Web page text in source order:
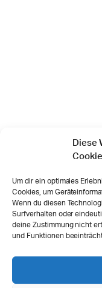
Diese
Um dir ein optimales
Cookies, um
Wenn du diesen
Surfverhalten oder
deine Zustimmung nicht
und Funktionen